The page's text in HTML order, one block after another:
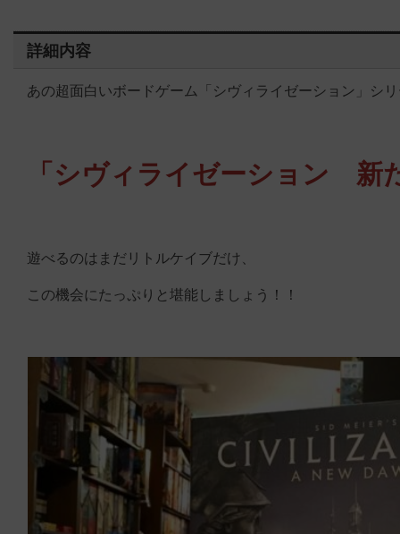
詳細内容
あの超面白いボードゲーム「シヴィライゼーション」シ
「シヴィライゼーション 新
遊べるのはまだリトルケイブだけ、
この機会にたっぷりと堪能しましょう！！